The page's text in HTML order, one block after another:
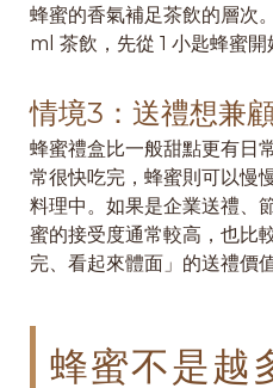
蜂蜜的香氣補足茶飲的層次
ml 茶飲，先從 1 小匙蜂蜜開
情境3：送禮想兼
蜂蜜禮盒比一般甜點更有日
常很快吃完，蜂蜜則可以慢
料理中。如果是企業送禮、
蜜的接受度通常較高，也比
完、看起來體面」的送禮價值
蜂蜜不是越